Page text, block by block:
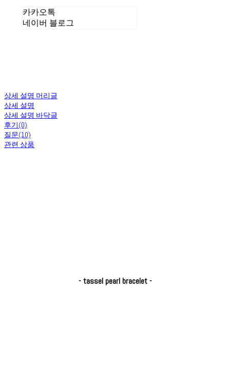
카카오톡
네이버 블로그
상세 설명 머리글
상세 설명
상세 설명 바닥글
후기(0)
질문(10)
관련 상품
- tassel pearl bracelet -